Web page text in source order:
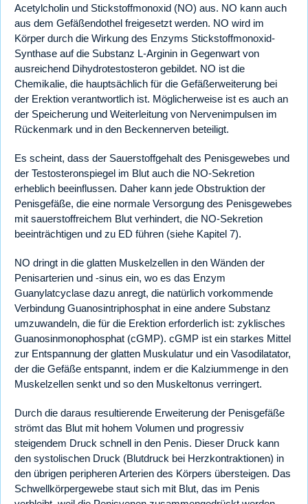
Acetylcholin und Stickstoffmonoxid (NO) aus. NO kann auch
aus dem Gefäßendothel freigesetzt werden. NO wird im
Körper durch die Wirkung des Enzyms Stickstoffmonoxid-
Synthase auf die Substanz L-Arginin in Gegenwart von
ausreichend Dihydrotestosteron gebildet. NO ist die
Chemikalie, die hauptsächlich für die Gefäßerweiterung bei
der Erektion verantwortlich ist. Möglicherweise ist es auch an
der Speicherung und Weiterleitung von Nervenimpulsen im
Rückenmark und in den Beckennerven beteiligt.
Es scheint, dass der Sauerstoffgehalt des Penisgewebes und
der Testosteronspiegel im Blut auch die NO-Sekretion
erheblich beeinflussen. Daher kann jede Obstruktion der
Penisgefäße, die eine normale Versorgung des Penisgewebes
mit sauerstoffreichem Blut verhindert, die NO-Sekretion
beeinträchtigen und zu ED führen (siehe Kapitel 7).
NO dringt in die glatten Muskelzellen in den Wänden der
Penisarterien und -sinus ein, wo es das Enzym
Guanylatcyclase dazu anregt, die natürlich vorkommende
Verbindung Guanosintriphosphat in eine andere Substanz
umzuwandeln, die für die Erektion erforderlich ist: zyklisches
Guanosinmonophosphat (cGMP). cGMP ist ein starkes Mittel
zur Entspannung der glatten Muskulatur und ein Vasodilatator,
der die Gefäße entspannt, indem er die Kalziummenge in den
Muskelzellen senkt und so den Muskeltonus verringert.
Durch die daraus resultierende Erweiterung der Penisgefäße
strömt das Blut mit hohem Volumen und progressiv
steigendem Druck schnell in den Penis. Dieser Druck kann
den systolischen Druck (Blutdruck bei Herzkontraktionen) in
den übrigen peripheren Arterien des Körpers übersteigen. Das
Schwellkörpergewebe staut sich mit Blut, das im Penis